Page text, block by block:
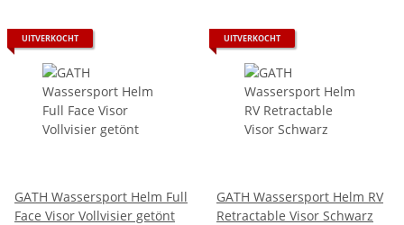
UITVERKOCHT
GATH Wassersport Helm Full
Face Visor Vollvisier getönt
UITVERKOCHT
GATH Wassersport Helm RV
Retractable Visor Schwarz